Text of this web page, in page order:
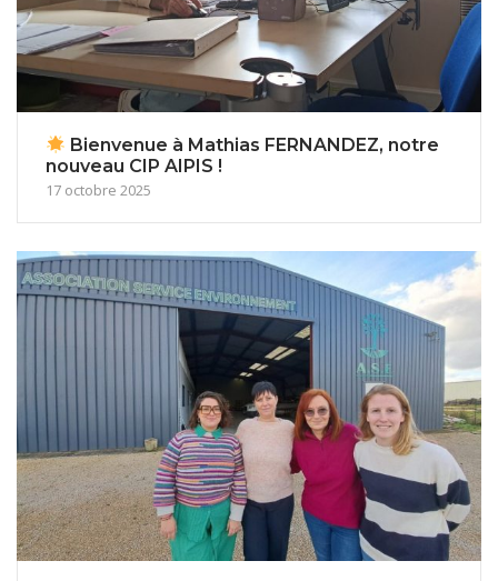
Bienvenue à Mathias FERNANDEZ, notre
nouveau CIP AIPIS !
17 octobre 2025